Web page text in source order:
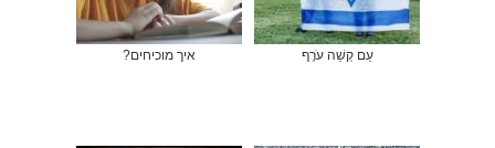
עַם קְשֵׁה עֹרֶף איך מוכיחים?